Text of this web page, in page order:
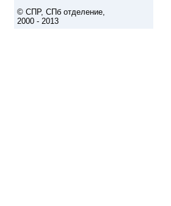
© СПР, СПб отделение,
2000 - 2013